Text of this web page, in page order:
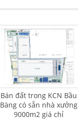
Bán đất trong KCN Bầu
Bàng có sẵn nhà xưởng
9000m2 giá chỉ